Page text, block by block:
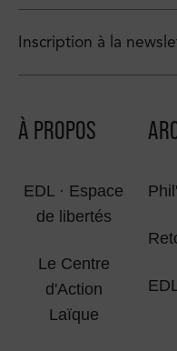
Inscription à la
À PROPOS
EDL · Espace
de libertés
Le Centre
d'Action
Laïque